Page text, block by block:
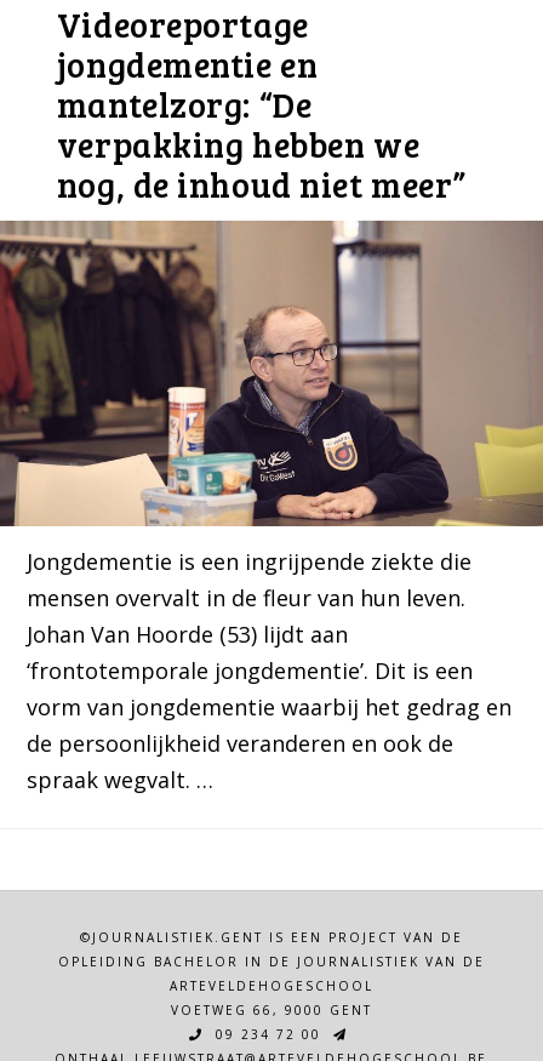
Videoreportage
jongdementie en
mantelzorg: “De
verpakking hebben we
nog, de inhoud niet meer”
Jongdementie is een ingrijpende ziekte die
mensen overvalt in de fleur van hun leven.
Johan Van Hoorde (53) lijdt aan
‘frontotemporale jongdementie’. Dit is een
vorm van jongdementie waarbij het gedrag en
de persoonlijkheid veranderen en ook de
spraak wegvalt. …
©JOURNALISTIEK.GENT IS EEN PROJECT VAN DE
OPLEIDING BACHELOR IN DE JOURNALISTIEK VAN DE
ARTEVELDEHOGESCHOOL
VOETWEG 66, 9000 GENT
09 234 72 00